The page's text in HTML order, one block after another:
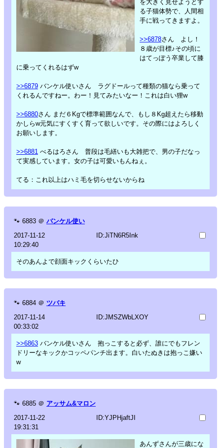
を大きく見せようとす
る子猫体勢で、人間相
手に戦ってきますよ。
>>6878さん よし！
８歳が目標♪その頃に
はてっぽう卒業して膝
に乗ってくれるはずw
>>6879 バンケル使いさん ラグドールって種類の猫なら乗って
くれるんですねー。わー！見てみたいなー！これは白い狸w
>>6880さん まだ６Kgで標準範囲なんで、もし８Kg超えたら移動
かしらw元気にすくすく育って欲しいです。その際にはよろしく
お願いします。
>>6881 べるはろさん 普段は毛繕いも大雑把で、男の子だなっ
て実感しています。女の子は可愛いもんねぇ。
てる：これ以上はハミ毛を切らせないからね
🐾 6883 ＠ バンケル使い
2017-11-12
10:29:40
ID:JiTN6R5Ink
そのあんよで顔面キックくらいたひ
🐾 6884 ＠ ツバキ
2017-11-14
00:33:02
ID:JMSZWbLXOY
>>6863 バンケル使いさん 抱っこすると必ず、誰にでもフレン
ドリーなキックかコッペパンチ出ます。白いたぬきは抱っこ嫌い
w
🐾 6885 ＠ アッサム&マロン
2017-11-22
19:31:31
ID:YJPHjaftJI
あんずさんが三歳にな